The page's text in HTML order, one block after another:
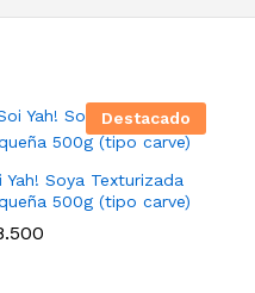
Destacado
Yah! Soya Texturizada
500g (tipo carve)